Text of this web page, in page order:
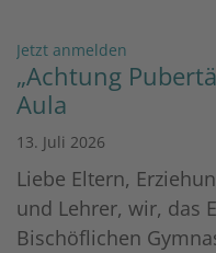
Jetzt anmelden
„Achtung
Aula
13. Juli 2026
Liebe Eltern,
und Lehrer, wir, das
Bischöflichen